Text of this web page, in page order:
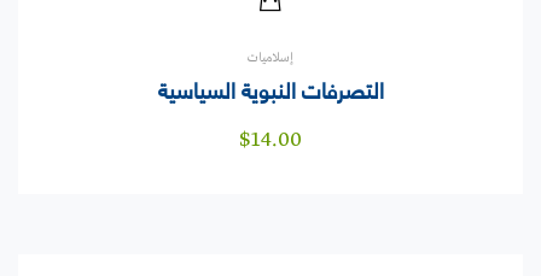
إسلاميات
التصرفات النبوية السياسية
$14.00